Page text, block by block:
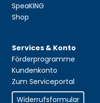
SpeaKING
Shop
Services & Konto
Förderprogramme
Kundenkonto
Zum Serviceportal
Widerrufsformular